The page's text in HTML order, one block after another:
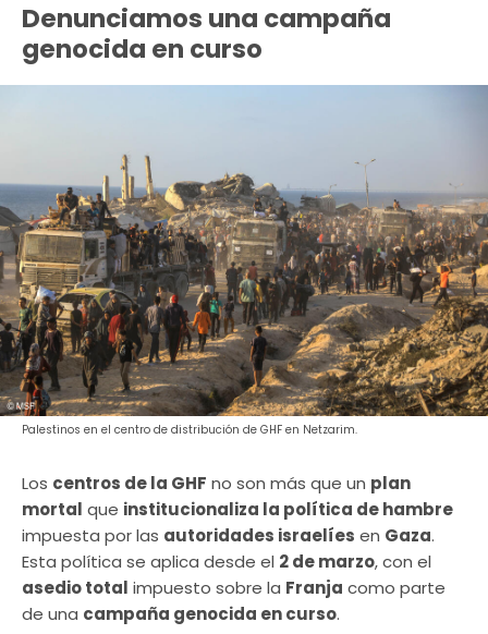
Denunciamos una campaña
genocida en curso
Palestinos en el centro de distribución de GHF en Netzarim.
Los centros de la GHF no son más que un plan
mortal que institucionaliza la política de hambre
impuesta por las autoridades israelíes en Gaza.
Esta política se aplica desde el 2 de marzo, con el
asedio total impuesto sobre la Franja como parte
de una campaña genocida en curso.